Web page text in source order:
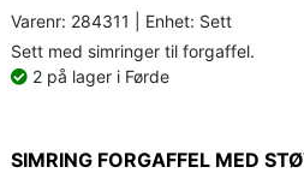
Varenr: 284311 | Enhet: Sett
Sett med simringer til forgaffel.
2 på lager i Førde
SIMRING FORGAFFEL MED